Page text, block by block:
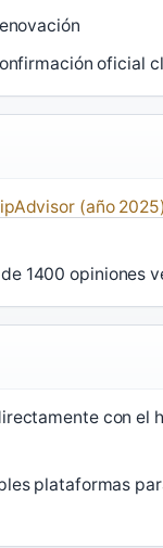
oficial
(año
1400 opiniones
con el
plataformas